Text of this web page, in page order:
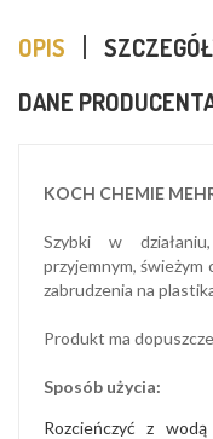
OPIS
DANE
KOCH CHEMIE
Szybki w
przyjemnym,
zabrudzenia na
Produkt ma
Sposób użycia:
Rozcieńczyć z